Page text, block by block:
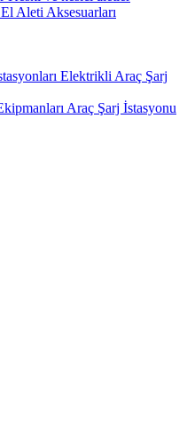
El Aleti Aksesuarları
Elektrikli Araç Şarj
Araç Şarj İstasyonu